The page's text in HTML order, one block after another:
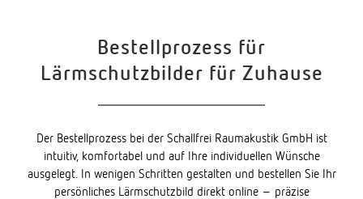
Bestellprozess für
Lärmschutzbilder für Zuhause
Der Bestellprozess bei der Schallfrei Raumakustik GmbH ist
intuitiv, komfortabel und auf Ihre individuellen Wünsche
ausgelegt. In wenigen Schritten gestalten und bestellen Sie Ihr
persönliches Lärmschutzbild direkt online – präzise